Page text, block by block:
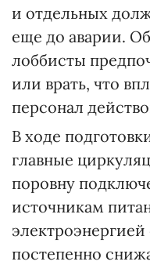
и отдельных
еще до аварии.
лоббисты
или врать, что
персонал
В ходе
главные
поровну
источникам
постепенно